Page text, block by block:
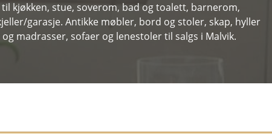
kjøkken, stue, soverom, bad og toalett, barnerom,
garasje. Antikke møbler, bord og stoler, skap, hyller
madrasser, sofaer og lenestoler til salgs i Malvik.